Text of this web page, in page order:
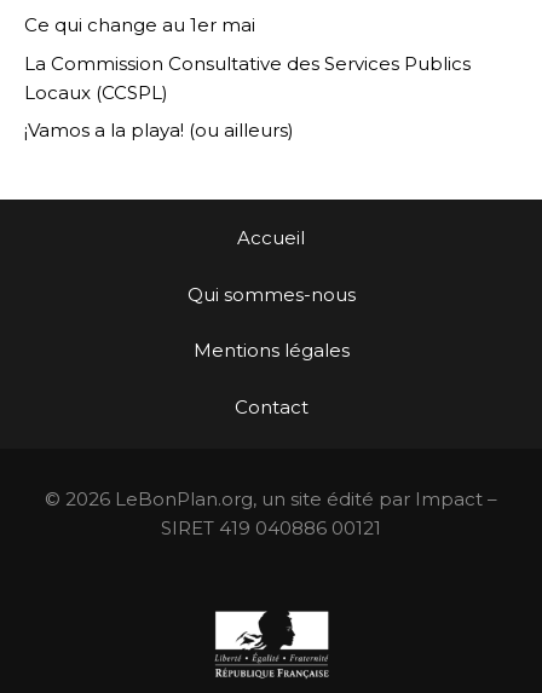
Ce qui change au 1er mai
La Commission Consultative des Services Publics
Locaux (CCSPL)
¡Vamos a la playa! (ou ailleurs)
Accueil
Qui sommes-nous
Mentions légales
Contact
© 2026 LeBonPlan.org, un site édité par Impact –
SIRET 419 040886 00121